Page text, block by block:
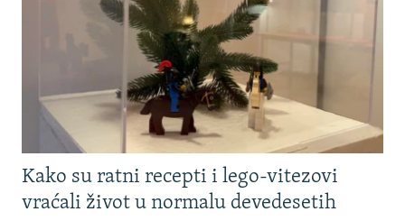
Kako su ratni recepti i lego-vitezovi
vraćali život u normalu devedesetih